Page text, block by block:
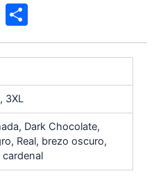
C
o
p
y
Li
n
k
o
m
p
tir
3XL
Dark Chocolate,
Real, brezo oscuro,
cardenal